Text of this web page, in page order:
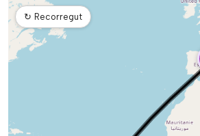
↻ Recorregut